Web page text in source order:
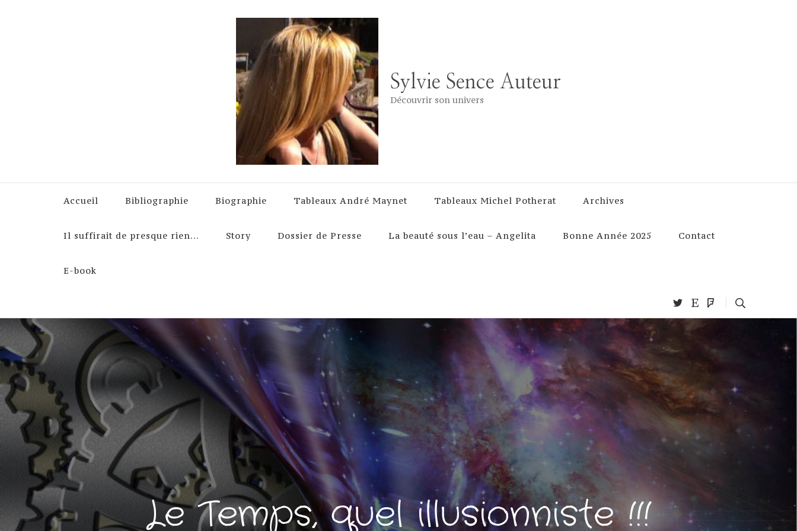
Sylvie Sence Auteur
Découvrir son univers
Accueil Bibliographie Biographie Tableaux André Maynet Tableaux Michel Potherat Archives
Il suffirait de presque rien… Story Dossier de Presse La beauté sous l’eau – Angelita Bonne Année 2025 Contact
E-book
Le Temps, quel illusionniste !!!